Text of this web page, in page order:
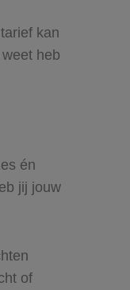
kan
heb
én
jij jouw
of